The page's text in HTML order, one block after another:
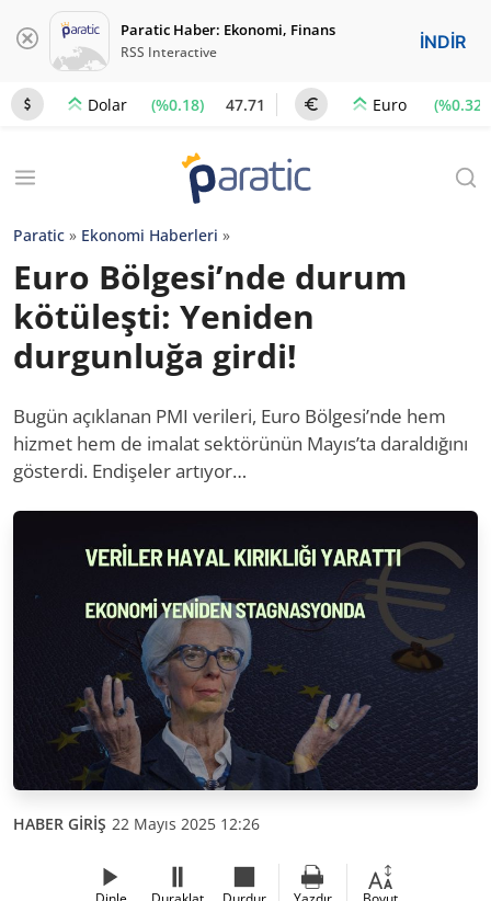
Paratic Haber: Ekonomi, Finans
RSS Interactive İNDİR
Dolar (%0.18) 47.71 Euro (%0.32)
Paratic » Ekonomi Haberleri »
Euro Bölgesi’nde durum
kötüleşti: Yeniden
durgunluğa girdi!
Bugün açıklanan PMI verileri, Euro Bölgesi’nde hem
hizmet hem de imalat sektörünün Mayıs’ta daraldığını
gösterdi. Endişeler artıyor…
HABER GİRİŞ 22 Mayıs 2025 12:26